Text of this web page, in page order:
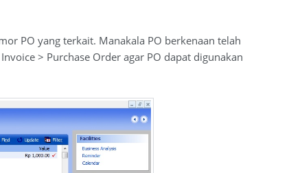
PO yang terkait. Manakala PO berkenaan telah
> Purchase Order agar PO dapat digunakan